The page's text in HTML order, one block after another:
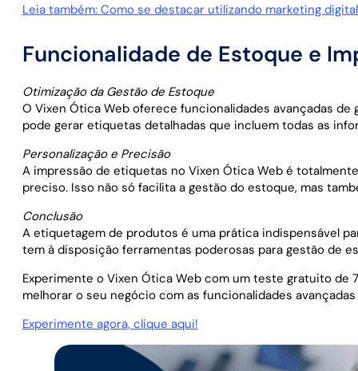
Leia também: Como se destacar utilizando marketing
Funcionalidade de Estoque e
Otimização da Gestão de Estoque
O Vixen Ótica Web oferece funcionalidades avançadas
pode gerar etiquetas detalhadas que incluem todas as
Personalização e Precisão
A impressão de etiquetas no Vixen Ótica Web é
preciso. Isso não só facilita a gestão do estoque, mas
Conclusão
A etiquetagem de produtos é uma prática indispensável
tem à disposição ferramentas poderosas para gestão de
Experimente o Vixen Ótica Web com um teste gratuito de
melhorar o seu negócio com as funcionalidades
Experimente agora, clique aqui!